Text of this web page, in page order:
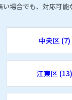
場合でも、対応可能
中央区 (7)
江東区 (13)